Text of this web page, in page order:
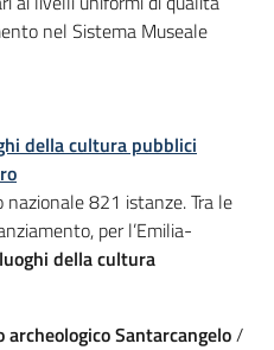
nel Sistema Museale
della cultura pubblici
821 istanze. Tra le
per l’Emilia-
della cultura
Santarcangelo/